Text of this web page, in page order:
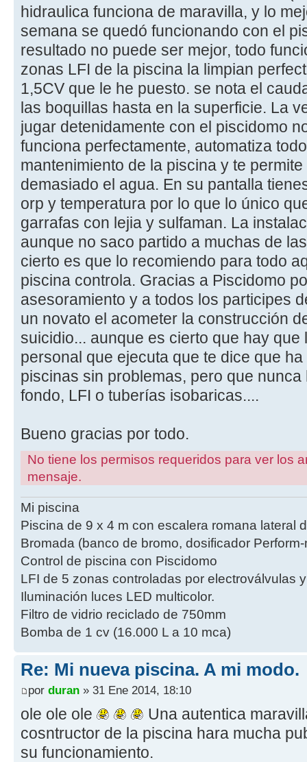
hidraulica funciona de maravilla, y lo
semana se quedó funcionando con el
resultado no puede ser mejor, todo
zonas LFI de la piscina la limpian
1,5CV que le he puesto. se nota el
las boquillas hasta en la superficie. La
jugar detenidamente con el piscidomo
funciona perfectamente, automatiza
mantenimiento de la piscina y te
demasiado el agua. En su pantalla
orp y temperatura por lo que lo único
garrafas con lejia y sulfaman. La
aunque no saco partido a muchas de
cierto es que lo recomiendo para todo
piscina controla. Gracias a Piscidomo
asesoramiento y a todos los participes
un novato el acometer la construcción
suicidio... aunque es cierto que hay
personal que ejecuta que te dice que
piscinas sin problemas, pero que
fondo, LFI o tuberías isobaricas....
Bueno gracias por todo.
No tiene los permisos requeridos para ver los
mensaje.
Mi piscina
Piscina de 9 x 4 m con escalera romana lateral
Bromada (banco de bromo, dosificador
Control de piscina con Piscidomo
LFI de 5 zonas controladas por electroválvulas
Iluminación luces LED multicolor.
Filtro de vidrio reciclado de 750mm
Bomba de 1 cv (16.000 L a 10 mca)
Re: Mi nueva piscina. A mi modo.
por duran » 31 Ene 2014, 18:10
ole ole ole
Una autentica
cosntructor de la piscina hara mucha
su funcionamiento.